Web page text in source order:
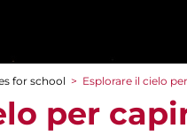
for school > Esplorare il cielo
per